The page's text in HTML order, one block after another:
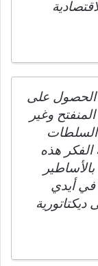
الحصول على
وغير
السلطات
الفكر هذه
في أيدي
ديكتاتورية